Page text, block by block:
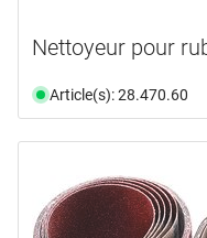
Nettoyeur pour
Article(s): 28.470.60